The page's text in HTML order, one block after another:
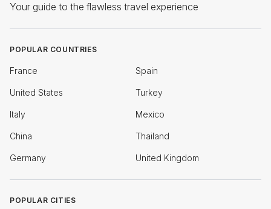
Your guide to the flawless travel experience
POPULAR COUNTRIES
France Spain
United States Turkey
Italy Mexico
China Thailand
Germany United Kingdom
POPULAR CITIES